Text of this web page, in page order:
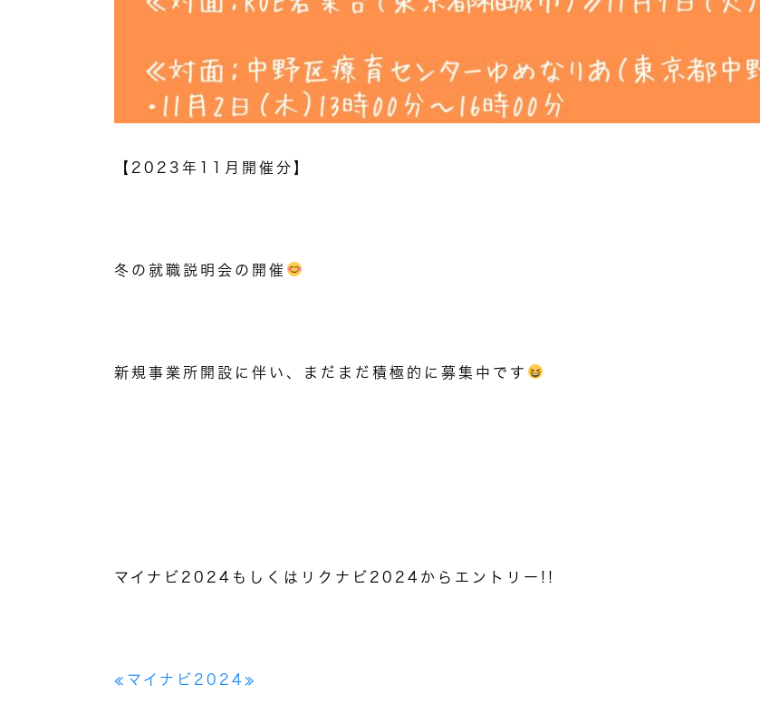
【 2023 年 11 月開催分】
冬の就職説明会の開催
新規事業所開設に伴い、まだまだ積極的に募集中です
マイナビ 2024 もしくはリクナビ 2024 からエントリー !!
≪マイナビ 2024≫